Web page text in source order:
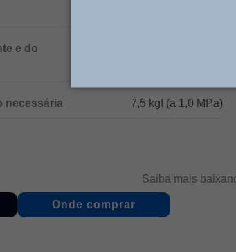
e do
necessária 7,5 kgf (a 1,0 MPa)
Saiba mais
Onde comprar